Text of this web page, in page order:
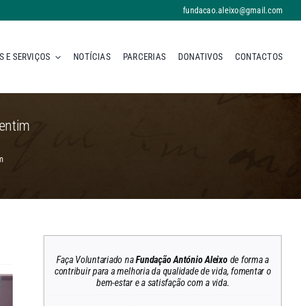
fundacao.aleixo@gmail.com
E SERVIÇOS NOTÍCIAS PARCERIAS DONATIVOS CONTACTOS
Faça Voluntariado naFundação António Aleixode forma a
contribuir para a melhoria da qualidade de vida, fomentar o
bem-estar e a satisfação com a vida.